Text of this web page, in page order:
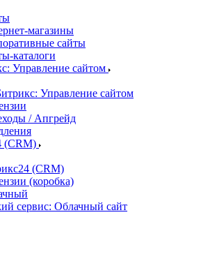
магазины
сайты
каталоги
Управление сайтом
Управление сайтом
/ Апгрейд
(CRM)
(CRM)
(коробка)
сервис: Облачный сайт